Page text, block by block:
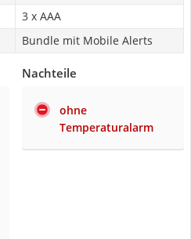
3 x AAA
Bundle mit Mobile Alerts
Nachteile
ohne
Temperaturalarm